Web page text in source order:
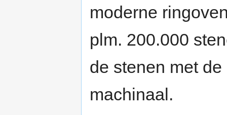
moderne
plm. 200.000
de stenen met
machinaal.